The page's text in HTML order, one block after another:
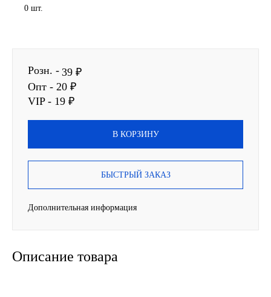
SHELL
TOTACHI
TOTAL
Valvoline
ZIC
0 шт.
Розн. - 39 ₽
Опт - 20 ₽
VIP - 19 ₽
В КОРЗИНУ
БЫСТРЫЙ ЗАКАЗ
Дополнительная информация
Описание товара